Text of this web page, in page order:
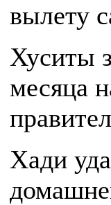
вылету
Хуситы
месяца
Хади